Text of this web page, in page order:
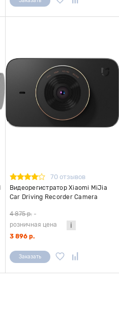
70 отзывов
Видеорегистратор Xiaomi MiJia
Car Driving Recorder Camera
4 875 р. -
розничная цена
3 896 р.
Заказать